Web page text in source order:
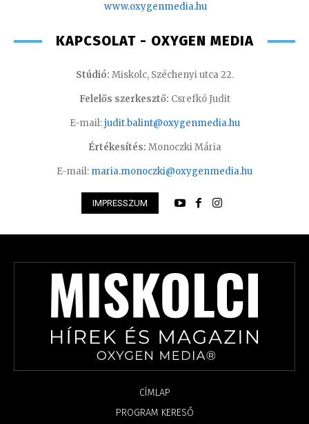
www.oxygenmedia.hu
KAPCSOLAT - OXYGEN MEDIA
Stúdió: Miskolc, Széchenyi utca 22.
Felelős szerkesztő: Csrefkó Judit
E-mail:judit.balint@oxygenmedia.hu
Értékesítés: Monoczki Mária
E-mail: maria.monoczki@oxygenmedia.hu
IMPRESSZUM
CÍMLAP
PROGRAM KERESŐ